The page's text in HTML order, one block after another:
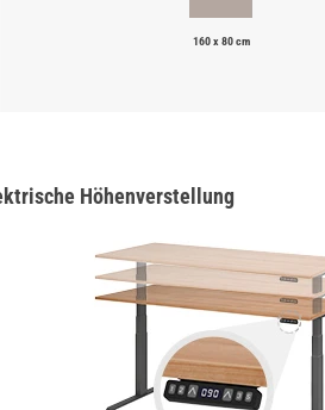
160 x 80 cm
Höhenverstellung